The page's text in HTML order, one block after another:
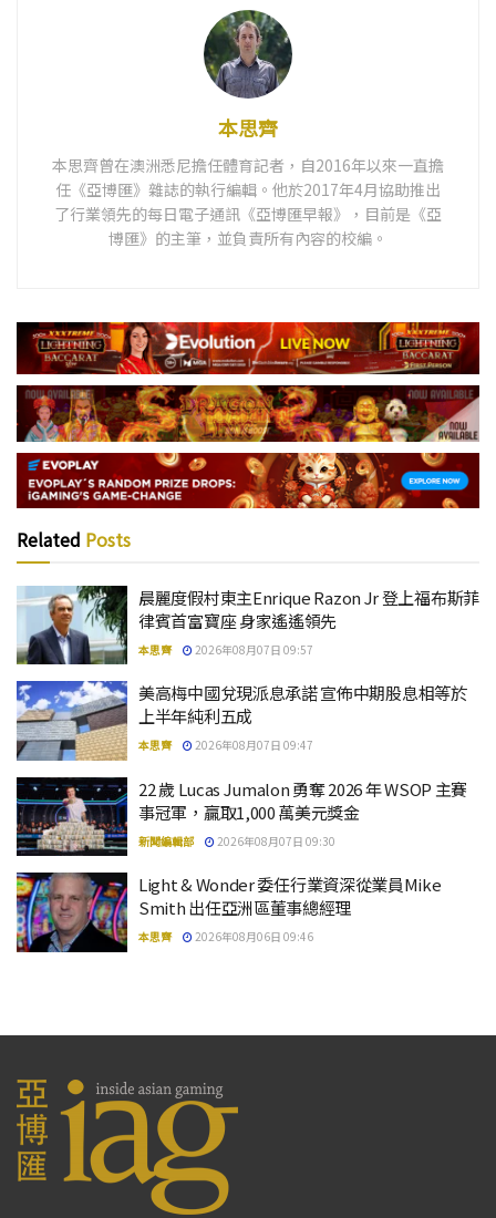
本思齊
本思齊曾在澳洲悉尼擔任體育記者，自2016年以來一直擔
任《亞博匯》雜誌的執行編輯。他於2017年4月協助推出
了行業領先的每日電子通訊《亞博匯早報》，目前是《亞
博匯》的主筆，並負責所有內容的校編。
Related Posts
晨麗度假村東主Enrique Razon Jr 登上福布斯菲
律賓首富寶座 身家遙遙領先
本思齊 2026年08月07日 09:57
美高梅中國兌現派息承諾 宣佈中期股息相等於
上半年純利五成
本思齊 2026年08月07日 09:47
22 歲 Lucas Jumalon 勇奪 2026 年 WSOP 主賽
事冠軍，贏取1,000 萬美元獎金
新聞編輯部 2026年08月07日 09:30
Light & Wonder 委任行業資深從業員Mike
Smith 出任亞洲區董事總經理
本思齊 2026年08月06日 09:46